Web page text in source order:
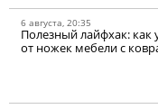
6 августа, 20:35
Полезный лайфхак: как
от ножек мебели с